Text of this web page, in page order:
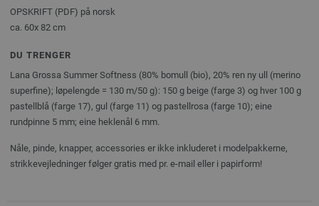
OPSKRIFT (PDF) på norsk
ca. 60x 82 cm
DU TRENGER
Lana Grossa Summer Softness (80% bomull (bio), 20% ren ny ull (merino
superfine); løpelengde = 130 m/50 g): 150 g beige (farge 3) og hver 100 g
pastellblå (farge 17), gul (farge 11) og pastellrosa (farge 10); eine
rundpinne 5 mm; eine heklenål 6 mm.
Nåle, pinde, knapper, accessories er ikke inkluderet i modelpakkerne,
strikkevejledninger følger gratis med pr. e-mail eller i papirform!